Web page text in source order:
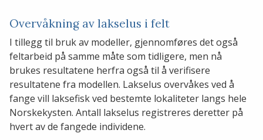
Overvåkning av lakselus i felt
I tillegg til bruk av modeller, gjennomføres det også
feltarbeid på samme måte som tidligere, men nå
brukes resultatene herfra også til å verifisere
resultatene fra modellen. Lakselus overvåkes ved å
fange vill laksefisk ved bestemte lokaliteter langs hele
Norskekysten. Antall lakselus registreres deretter på
hvert av de fangede individene.